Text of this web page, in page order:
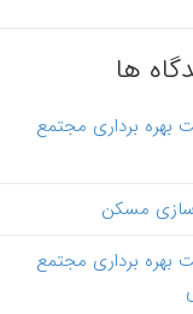
ها
بهره برداری مجتمع
سازی مسکن
بهره برداری مجتمع